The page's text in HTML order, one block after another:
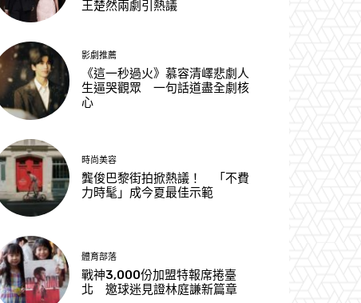
王楚然兩劇引熱議
影劇推薦
《這一秒過火》慕容清嶧悲劇人
生逼哭觀眾 一句話道盡全劇核
心
時尚美容
龔俊巴黎街拍掀熱議！ 「不費
力時髦」成今夏最佳示範
體育部落
戰神3,000份加盟特報席捲臺
北 邀球迷見證林庭謙新篇章